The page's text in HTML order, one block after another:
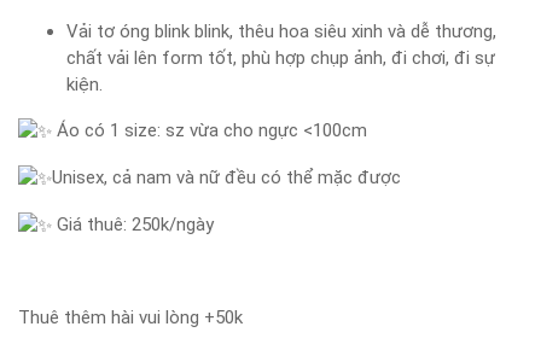
Vải tơ óng blink blink, thêu hoa siêu xinh và dễ thương,
chất vải lên form tốt, phù hợp chụp ảnh, đi chơi, đi sự
kiện.
Áo có 1 size: sz vừa cho ngực <100cm
Unisex, cả nam và nữ đều có thể mặc được
Giá thuê: 250k/ngày
Thuê thêm hài vui lòng +50k